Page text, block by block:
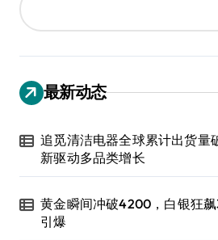
最新动态
追觅清洁电器全球累计出货量
新驱动多品类增长
黄金瞬间冲破4200，白银狂
引爆